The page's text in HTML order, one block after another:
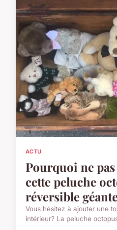
ACTU
Pourquoi ne
cette peluche
réversible
Vous hésitez à ajouter une
intérieur? La peluche